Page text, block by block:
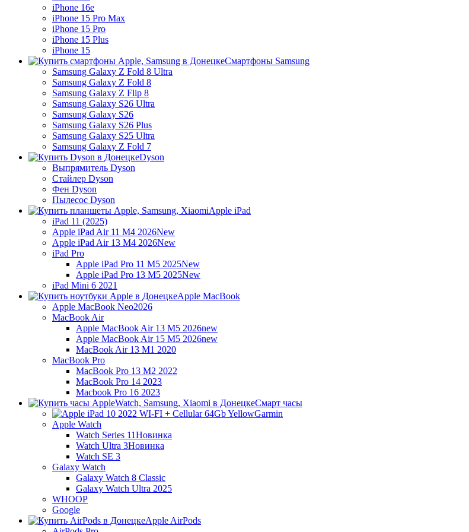
iPhone 16e
iPhone 15 Pro Max
iPhone 15 Pro
iPhone 15 Plus
iPhone 15
Смартфоны Samsung
Samsung Galaxy Z Fold 8 Ultra
Samsung Galaxy Z Fold 8
Samsung Galaxy Z Flip 8
Samsung Galaxy S26 Ultra
Samsung Galaxy S26
Samsung Galaxy S26 Plus
Samsung Galaxy S25 Ultra
Samsung Galaxy Z Fold 7
Dyson
Выпрямитель Dyson
Стайлер Dyson
Фен Dyson
Пылесос Dyson
Apple iPad
iPad 11 (2025)
Apple iPad Air 11 M4 2026New
Apple iPad Air 13 M4 2026New
iPad Pro
Apple iPad Pro 11 M5 2025New
Apple iPad Pro 13 M5 2025New
iPad Mini 6 2021
Apple MacBook
Apple MacBook Neo2026
MacBook Air
Apple MacBook Air 13 M5 2026new
Apple MacBook Air 15 M5 2026new
MacBook Air 13 M1 2020
MacBook Pro
MacBook Pro 13 M2 2022
MacBook Pro 14 2023
Macbook Pro 16 2023
Смарт часы
Garmin
Apple Watch
Watch Series 11Новинка
Watch Ultra 3Новинка
Watch SE 3
Galaxy Watch
Galaxy Watch 8 Classic
Galaxy Watch Ultra 2025
WHOOP
Google
Apple AirPods